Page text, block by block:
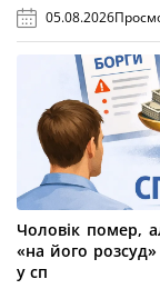
05.08.2026
Чоловік помер,
«на його
у сп